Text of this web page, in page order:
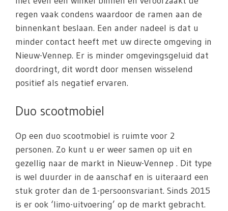
regen vaak condens waardoor de ramen aan de
binnenkant beslaan. Een ander nadeel is dat u
minder contact heeft met uw directe omgeving in
Nieuw-Vennep. Er is minder omgevingsgeluid dat
doordringt, dit wordt door mensen wisselend
positief als negatief ervaren.
Duo scootmobiel
Op een duo scootmobiel is ruimte voor 2
personen. Zo kunt u er weer samen op uit en
gezellig naar de markt in Nieuw-Vennep . Dit type
is wel duurder in de aanschaf en is uiteraard een
stuk groter dan de 1-persoonsvariant. Sinds 2015
is er ook ‘limo-uitvoering’ op de markt gebracht.